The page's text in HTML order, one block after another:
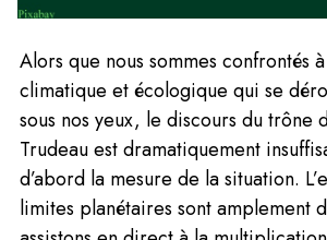
Alors que nous sommes confrontés
climatique et écologique qui se
sous nos yeux, le discours du trône
Trudeau est dramatiquement
d’abord la mesure de la situation.
limites planétaires sont amplement